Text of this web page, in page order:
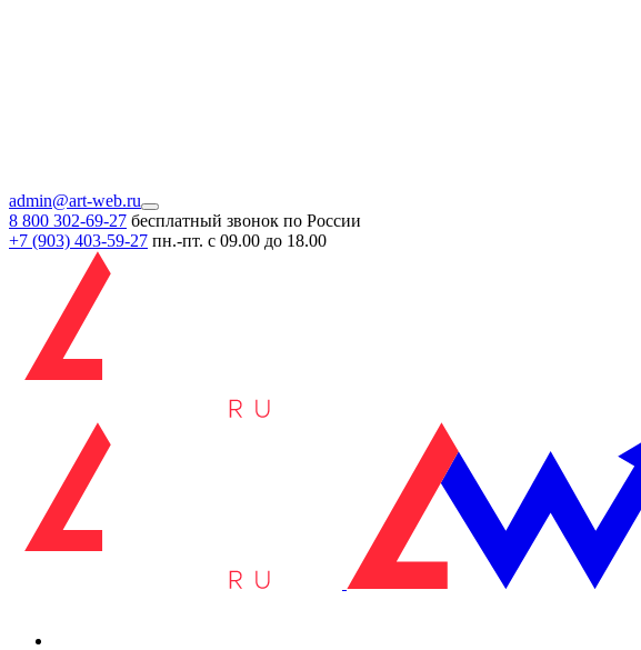
admin@art-web.ru
8 800 302-69-27 бесплатный звонок по России
+7 (903) 403-59-27 пн.-пт. с 09.00 до 18.00